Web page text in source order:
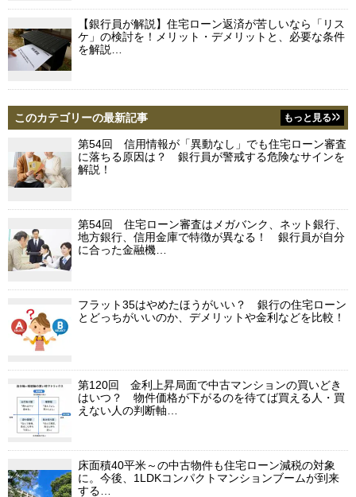
【銀行員が解説】住宅ローン返済が苦しいなら「リス
ケ」の検討を！メリット・デメリットと、必要な条件
を解説…
このカテゴリーの最新記事 もっと見る
第54回 信用情報が「異動なし」でも住宅ローン審査
に落ちる原因は？ 銀行員が警戒する危険なサインを
解説！
第54回 住宅ローン審査はメガバンク、ネット銀行、
地方銀行、信用金庫で特徴が異なる！ 銀行員が自分
に合った金融機…
フラット35はやめたほうがいい？ 銀行の住宅ローン
とどっちがいいのか、デメリットや金利などを比較！
第120回 金利上昇局面で中古マンションの買いどき
はいつ？ 物件価格が下がるのを待てば買える人・買
えない人の判断軸…
床面積40平米～の中古物件も住宅ローン減税の対象
に。今後、1LDKコンパクトマンションブームが到来
する…